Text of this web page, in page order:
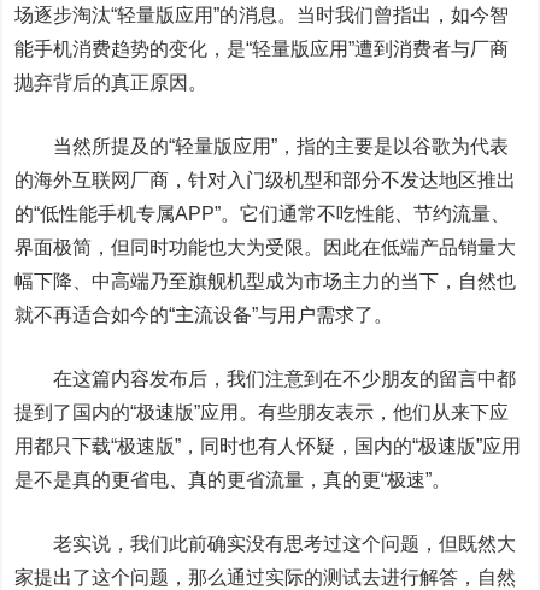
场逐步淘汰“轻量版应用”的消息。当时我们曾指出，如今智
能手机消费趋势的变化，是“轻量版应用”遭到消费者与厂商
抛弃背后的真正原因。
当然所提及的“轻量版应用”，指的主要是以谷歌为代表
的海外互联网厂商，针对入门级机型和部分不发达地区推出
的“低性能手机专属APP”。它们通常不吃性能、节约流量、
界面极简，但同时功能也大为受限。因此在低端产品销量大
幅下降、中高端乃至旗舰机型成为市场主力的当下，自然也
就不再适合如今的“主流设备”与用户需求了。
在这篇内容发布后，我们注意到在不少朋友的留言中都
提到了国内的“极速版”应用。有些朋友表示，他们从来下应
用都只下载“极速版”，同时也有人怀疑，国内的“极速版”应用
是不是真的更省电、真的更省流量，真的更“极速”。
老实说，我们此前确实没有思考过这个问题，但既然大
家提出了这个问题，那么通过实际的测试去进行解答，自然